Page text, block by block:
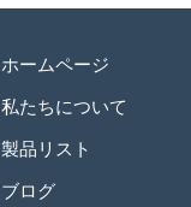
ホームページ
私たちについて
製品リスト
ブログ